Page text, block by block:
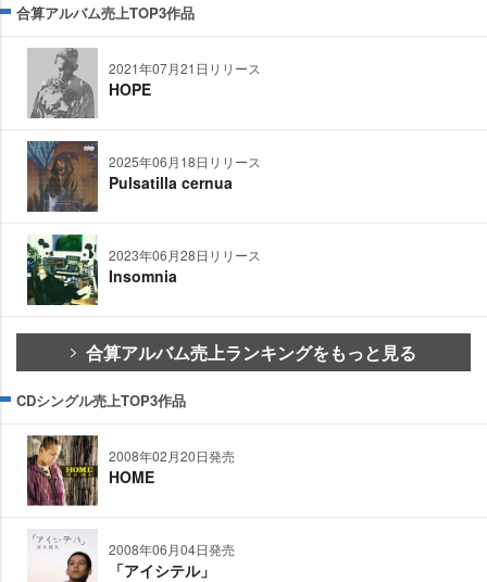
合算アルバム売上TOP3作品
2021年07月21日リリース
HOPE
2025年06月18日リリース
Pulsatilla cernua
2023年06月28日リリース
Insomnia
合算アルバム売上ランキングをもっと見る
CDシングル売上TOP3作品
2008年02月20日発売
HOME
2008年06月04日発売
「アイシテル」